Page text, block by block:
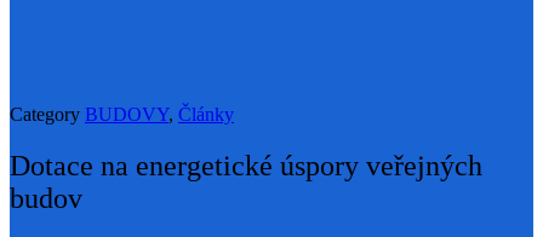
Category BUDOVY, Články
Dotace na energetické úspory veřejných
budov